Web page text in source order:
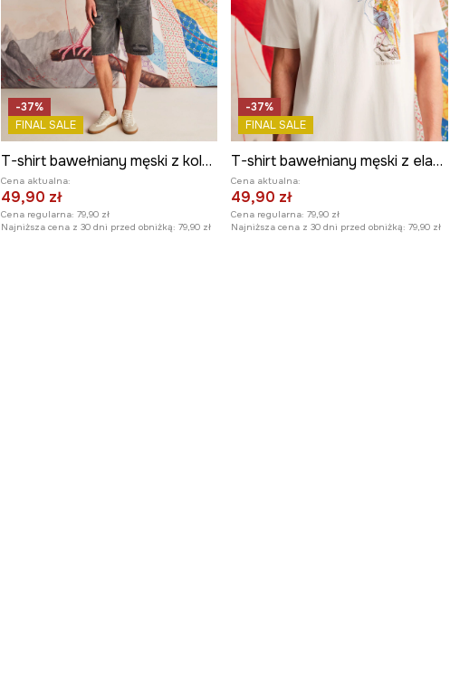
-37%
FINAL SALE
T-shirt bawełniany męski z kolekcji El Gato Chimney x Medicine kolor fioletowy
Cena aktualna:
49,90 zł
Cena regularna: 79,90 zł
Najniższa cena z 30 dni przed obniżką: 79,90 zł
-37%
FINAL SALE
T-shirt bawełniany męski z elastanem z kolekcji El Gato Chimney x Medicine kolor beżowy
Cena aktualna:
49,90 zł
Cena regularna: 79,90 zł
Najniższa cena z 30 dni przed obniżką: 79,90 zł